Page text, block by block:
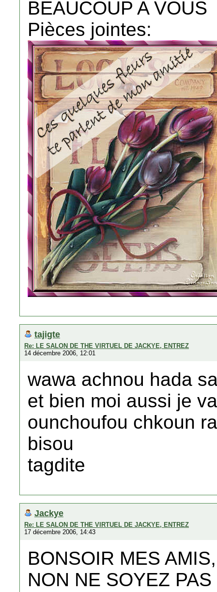
BEAUCOUP A VOUS
Pièces jointes:
tajigte
Re: LE SALON DE THE VIRTUEL DE JACKYE, ENTREZ
14 décembre 2006, 12:01
wawa achnou hada
et bien moi aussi je
ounchoufou chkoun
bisou
tagdite
Jackye
Re: LE SALON DE THE VIRTUEL DE JACKYE, ENTREZ
17 décembre 2006, 14:43
BONSOIR MES AMIS,
NON NE SOYEZ